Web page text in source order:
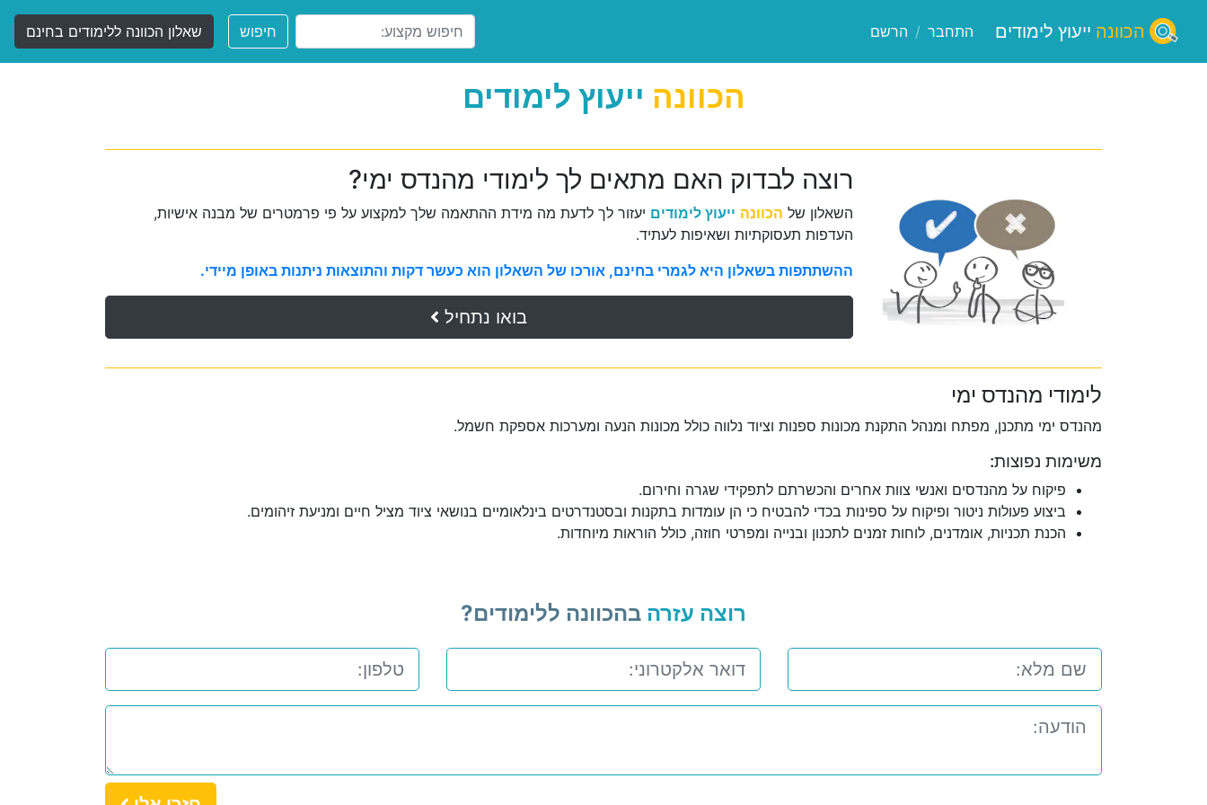
הכוונה ייעוץ לימודים התחבר / הרשם חיפוש שאלון הכוונה ללימודים בחינם
הכוונה ייעוץ לימודים
רוצה לבדוק האם מתאים לך לימודי מהנדס ימי?
השאלון של הכוונה ייעוץ לימודים יעזור לך לדעת מה מידת ההתאמה שלך למקצוע על פי פרמטרים של מבנה אישיות,
העדפות תעסוקתיות ושאיפות לעתיד.
ההשתתפות בשאלון היא לגמרי בחינם, אורכו של השאלון הוא כעשר דקות והתוצאות ניתנות באופן מיידי.
בואו נתחיל
לימודי מהנדס ימי
מהנדס ימי מתכנן, מפתח ומנהל התקנת מכונות ספנות וציוד נלווה כולל מכונות הנעה ומערכות אספקת חשמל.
משימות נפוצות:
פיקוח על מהנדסים ואנשי צוות אחרים והכשרתם לתפקידי שגרה וחירום.
ביצוע פעולות ניטור ופיקוח על ספינות בכדי להבטיח כי הן עומדות בתקנות ובסטנדרטים בינלאומיים בנושאי ציוד מציל חיים ומניעת זיהומים.
הכנת תכניות, אומדנים, לוחות זמנים לתכנון ובנייה ומפרטי חוזה, כולל הוראות מיוחדות.
רוצה עזרה בהכוונה ללימודים?